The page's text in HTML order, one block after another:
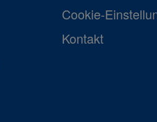
Cookie-
Kontakt